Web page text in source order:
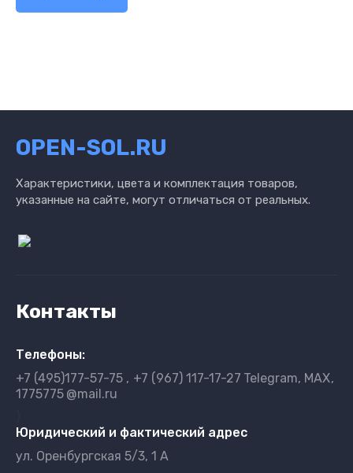
OPEN-SOL.RU
Характеристики, цвета и комплектация товаров,
указанные на сайте, могут отличаться от реальных.
Контакты
Телефоны:
+7 (495)177-57-75
+7 (967) 117-17-27 Telegram, MAX
1775775 @mail.ru
Юридический и фактический адрес
ул. Оренбургская 5/3, 1 А